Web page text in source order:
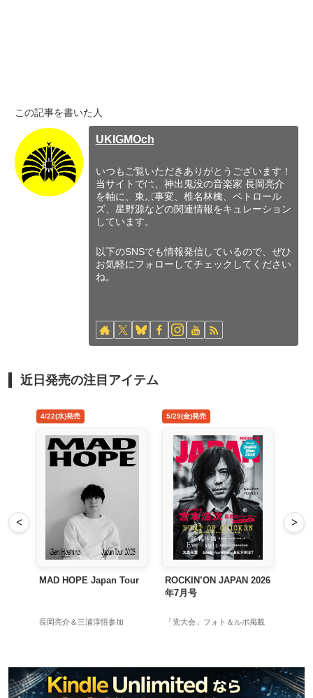
この記事を書いた人
UKIGMOch
いつもご覧いただきありがとうございます！
当サイトでは、神出鬼没の音楽家 長岡亮介
を軸に、東京事変、椎名林檎、ペトロール
ズ、星野源などの関連情報をキュレーション
しています。
以下のSNSでも情報発信しているので、ぜひ
お気軽にフォローしてチェックしてください
ね。
近日発売の注目アイテム
<
4/22(水)発売
MAD HOPE Japan Tour
長岡亮介＆三浦淳悟参加
5/29(金)発売
ROCKIN’ON JAPAN 2026
年7月号
「党大会」フォト＆ルポ掲載
>